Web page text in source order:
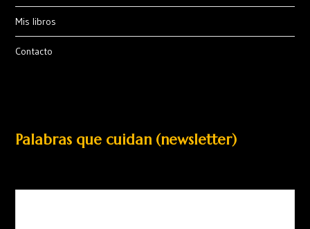
Mis libros
Contacto
Palabras que cuidan (newsletter)